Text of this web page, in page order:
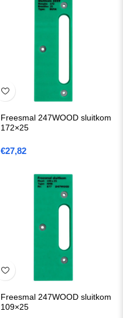
Freesmal 247WOOD sluitkom
172×25
€27,82
Freesmal 247WOOD sluitkom
109×25